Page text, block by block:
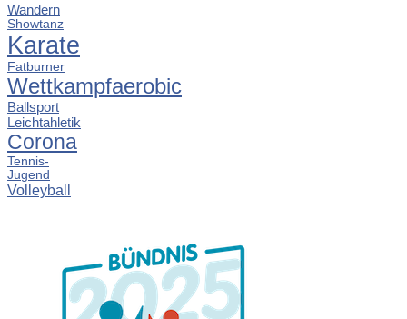
Wandern
Showtanz
Karate
Fatburner
Wettkampfaerobic
Ballsport
Leichtahletik
Corona
Tennis-
Jugend
Volleyball